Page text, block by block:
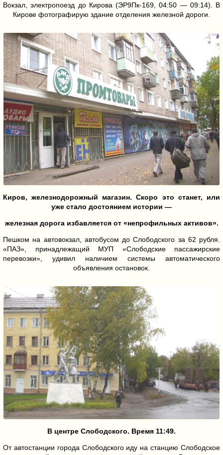
Вокзал, электропоезд до Кирова (ЭР9Пк-169, 04:50 — 09:14). В
Кирове фотографирую здание отделения железной дороги.
Киров, железнодорожный магазин. Скоро это станет, или
уже стало достоянием истории —
железная дорога избавляется от «непрофильных активов».
Пешком на автовокзал, автобусом до Слободского за 62 рубля.
«ПАЗ», принадлежащий МУП «Слободские пассажирские
перевозки», удивил наличием системы автоматического
объявления остановок.
В центре Слободского. Время 11:49.
От автостанции города Слободского иду на станцию Слободское